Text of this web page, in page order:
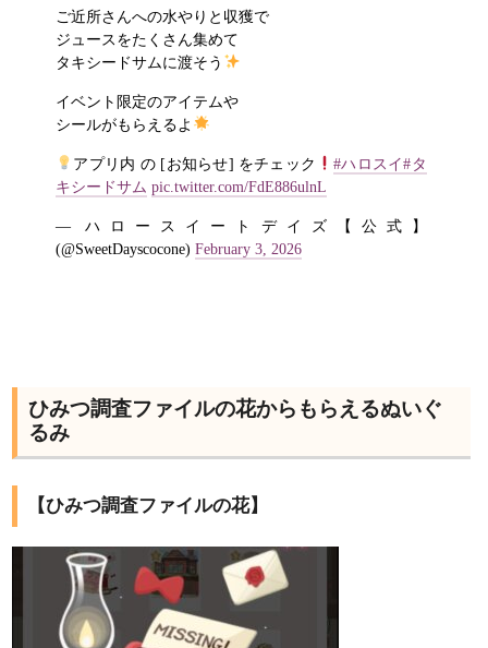
ご近所さんへの水やりと収獲で
ジュースをたくさん集めて
タキシードサムに渡そう
イベント限定のアイテムや
シールがもらえるよ
アプリ内 の [お知らせ] をチェック #ハロスイ#タ
キシードサム pic.twitter.com/FdE886ulnL
— ハロースイートデイズ【公式】
(@SweetDayscocone)February 3, 2026
ひみつ調査ファイルの花からもらえるぬいぐ
るみ
【ひみつ調査ファイルの花】